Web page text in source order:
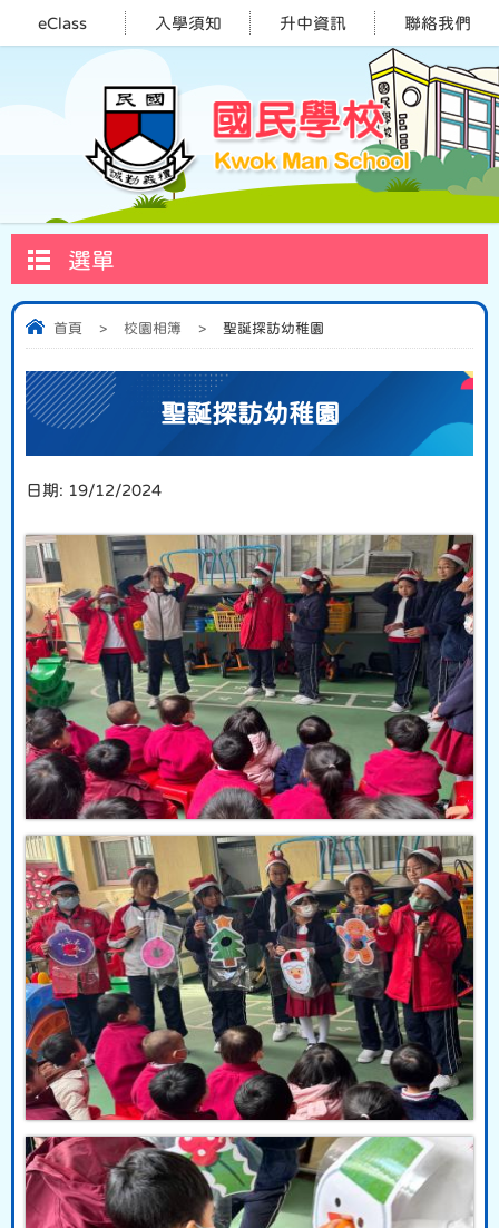
eClass 入學須知 升中資訊 聯絡我們
選單
首頁 > 校園相簿 > 聖誕探訪幼稚園
聖誕探訪幼稚園
日期: 19/12/2024